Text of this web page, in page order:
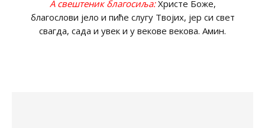
А свештеник благосиља:Христе Боже,
благослови јело и пиће слугу Твојих, јер си свет
свагда, сада и увек и у векове векова. Амин.